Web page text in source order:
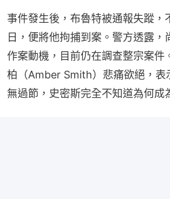
事件發生後，布魯特被通報失蹤，
日，便將他拘捕到案。警方透露，
作案動機，目前仍在調查整宗案件
柏（Amber Smith）悲痛欲絕，表
無過節，史密斯完全不知道為何成